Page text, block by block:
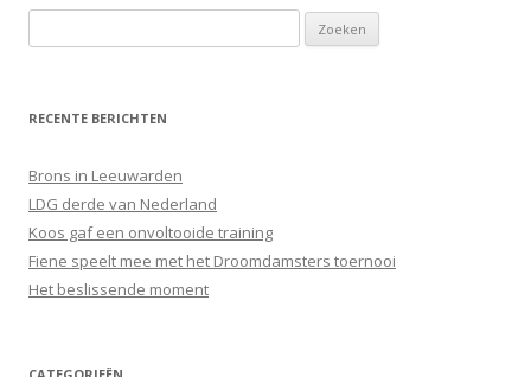
naar:
RECENTE BERICHTEN
Brons in Leeuwarden
LDG derde van Nederland
Koos gaf een onvoltooide training
Fiene speelt mee met het Droomdamsters toernooi
Het beslissende moment